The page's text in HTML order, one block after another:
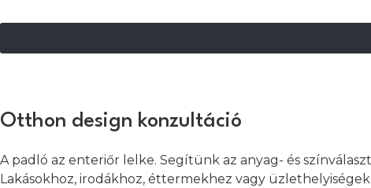
Otthon design konzultáció
A padló az enteriőr lelke. Segítünk az anyag- és
Lakásokhoz, irodákhoz, éttermekhez vagy